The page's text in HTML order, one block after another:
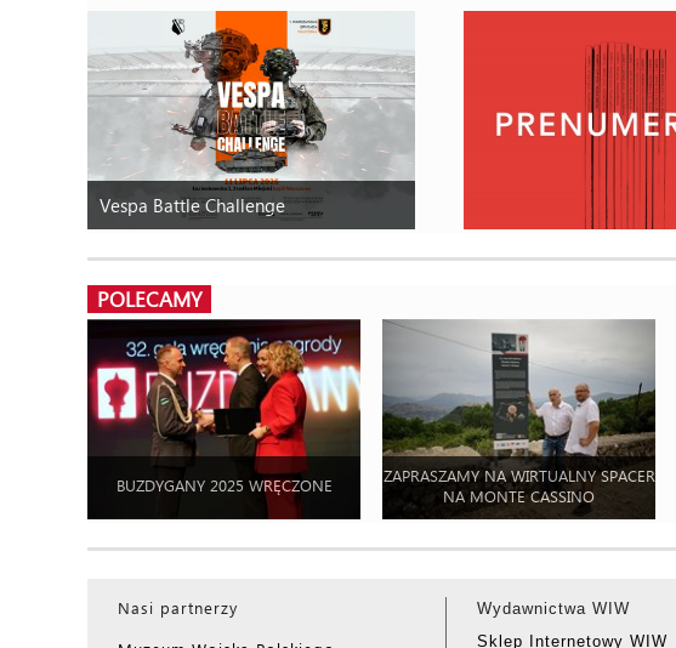
Vespa Battle Challenge
POLECAMY
BUZDYGANY 2025 WRĘCZONE
ZAPRASZAMY NA WIRTUALNY SPACER
NA MONTE CASSINO
Nasi partnerzy
Wydawnictwa WIW
Sklep Internetowy WIW